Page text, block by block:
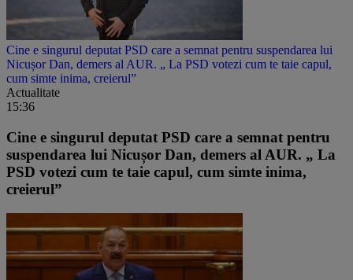
Cine e singurul deputat PSD care a semnat pentru suspendarea lui
Nicușor Dan, demers al AUR. „ La PSD votezi cum te taie capul,
cum simte inima, creierul”
Actualitate
15:36
Cine e singurul deputat PSD care a semnat pentru
suspendarea lui Nicușor Dan, demers al AUR. „ La
PSD votezi cum te taie capul, cum simte inima,
creierul”